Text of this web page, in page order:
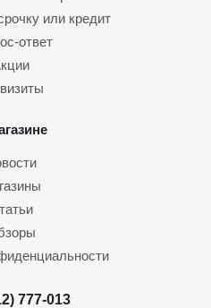
или кредит
ответ
777-013